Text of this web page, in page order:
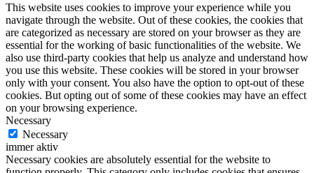
This website uses cookies to improve your experience while you
navigate through the website. Out of these cookies, the cookies that
are categorized as necessary are stored on your browser as they are
essential for the working of basic functionalities of the website. We
also use third-party cookies that help us analyze and understand how
you use this website. These cookies will be stored in your browser
only with your consent. You also have the option to opt-out of these
cookies. But opting out of some of these cookies may have an effect
on your browsing experience.
Necessary
Necessary
immer aktiv
Necessary cookies are absolutely essential for the website to